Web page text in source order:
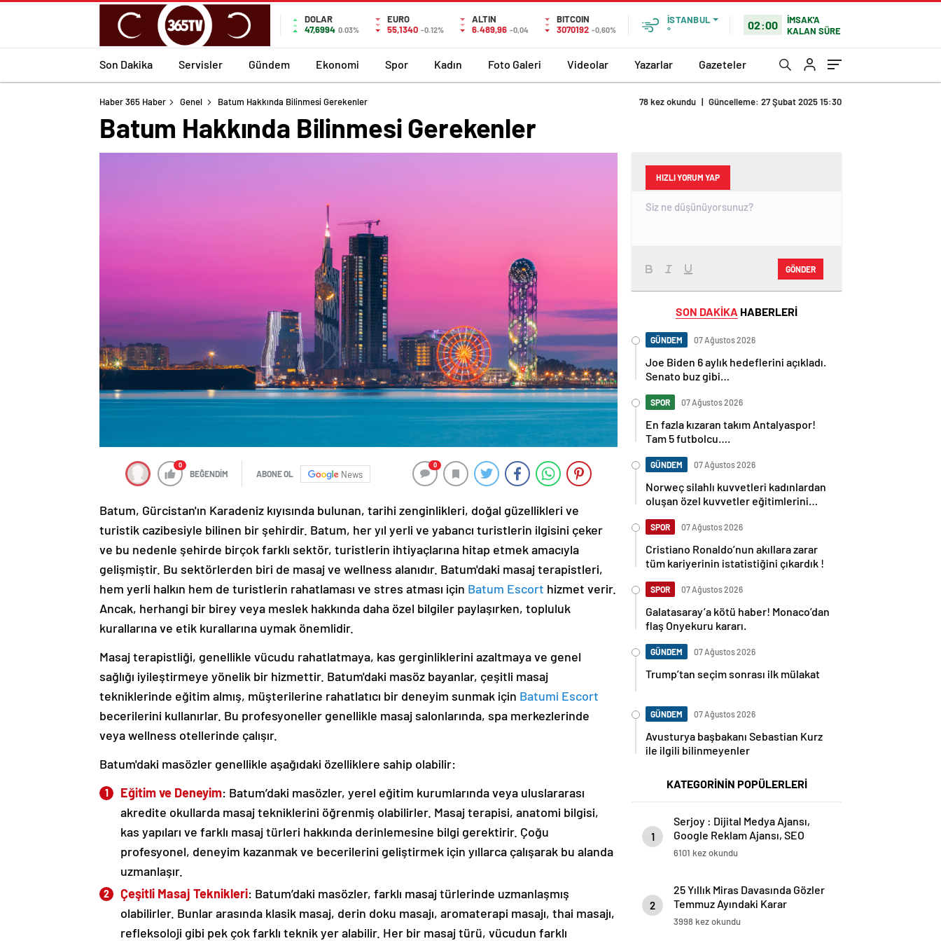
DOLAR
47,6994 0.03%
EURO
55,1340 -0.12%
ALTIN
6.489,96 -0,04
BITCOIN
3070192 -0,60%
İSTANBUL
°
02:00
İMSAK'A
KALAN SÜRE
Son Dakika Servisler Gündem Ekonomi Spor Kadın Foto Galeri Videolar Yazarlar Gazeteler
Haber 365 Haber Genel Batum Hakkında Bilinmesi Gerekenler 78 kez okundu | Güncelleme: 27 Şubat 2025 15:30
Batum Hakkında Bilinmesi Gerekenler
0
BEĞENDİM ABONE OL News
0
Batum, Gürcistan'ın Karadeniz kıyısında bulunan, tarihi zenginlikleri, doğal güzellikleri ve
turistik cazibesiyle bilinen bir şehirdir. Batum, her yıl yerli ve yabancı turistlerin ilgisini çeker
ve bu nedenle şehirde birçok farklı sektör, turistlerin ihtiyaçlarına hitap etmek amacıyla
gelişmiştir. Bu sektörlerden biri de masaj ve wellness alanıdır. Batum'daki masaj terapistleri,
hem yerli halkın hem de turistlerin rahatlaması ve stres atması için Batum Escort hizmet verir.
Ancak, herhangi bir birey veya meslek hakkında daha özel bilgiler paylaşırken, topluluk
kurallarına ve etik kurallarına uymak önemlidir.
Masaj terapistliği, genellikle vücudu rahatlatmaya, kas gerginliklerini azaltmaya ve genel
sağlığı iyileştirmeye yönelik bir hizmettir. Batum'daki masöz bayanlar, çeşitli masaj
tekniklerinde eğitim almış, müşterilerine rahatlatıcı bir deneyim sunmak için Batumi Escort
becerilerini kullanırlar. Bu profesyoneller genellikle masaj salonlarında, spa merkezlerinde
veya wellness otellerinde çalışır.
Batum'daki masözler genellikle aşağıdaki özelliklere sahip olabilir:
Eğitim ve Deneyim: Batum’daki masözler, yerel eğitim kurumlarında veya uluslararası
akredite okullarda masaj tekniklerini öğrenmiş olabilirler. Masaj terapisi, anatomi bilgisi,
kas yapıları ve farklı masaj türleri hakkında derinlemesine bilgi gerektirir. Çoğu
profesyonel, deneyim kazanmak ve becerilerini geliştirmek için yıllarca çalışarak bu alanda
uzmanlaşır.
Çeşitli Masaj Teknikleri: Batum’daki masözler, farklı masaj türlerinde uzmanlaşmış
olabilirler. Bunlar arasında klasik masaj, derin doku masajı, aromaterapi masajı, thai masajı,
refleksoloji gibi pek çok farklı teknik yer alabilir. Her bir masaj türü, vücudun farklı
HIZLI YORUM YAP
GÖNDER
SON DAKİKA HABERLERİ
GÜNDEM 07 Ağustos 2026
Joe Biden 6 aylık hedeflerini açıkladı.
Senato buz gibi…
SPOR 07 Ağustos 2026
En fazla kızaran takım Antalyaspor!
Tam 5 futbolcu….
GÜNDEM 07 Ağustos 2026
Norweç silahlı kuvvetleri kadınlardan
oluşan özel kuvvetler eğitimlerini
SPOR 07 Ağustos 2026
Cristiano Ronaldo’nun akıllara zarar
tüm kariyerinin istatistiğini çıkardık !
SPOR 07 Ağustos 2026
Galatasaray’a kötü haber! Monaco’dan
flaş Onyekuru kararı.
GÜNDEM 07 Ağustos 2026
Trump’tan seçim sonrası ilk mülakat
GÜNDEM 07 Ağustos 2026
Avusturya başbakanı Sebastian Kurz
ile ilgili bilinmeyenler
KATEGORİNİN POPÜLERLERİ
1
Serjoy : Dijital Medya Ajansı,
Google Reklam Ajansı, SEO
Ajansı ve Web Tasarım Ajansı
6101 kez okundu
2
25 Yıllık Miras Davasında Gözler
Temmuz Ayındaki Karar
Duruşmasına Çevrildi
3998 kez okundu